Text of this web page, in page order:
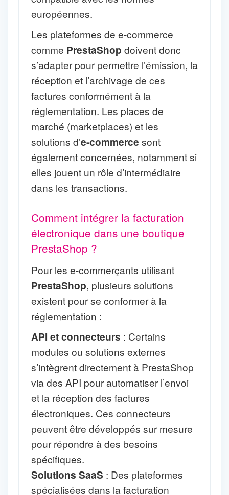
européennes.
Les plateformes de e-commerce
comme PrestaShop doivent donc
s’adapter pour permettre l’émission, la
réception et l’archivage de ces
factures conformément à la
réglementation. Les places de
marché (marketplaces) et les
solutions d’e-commerce sont
également concernées, notamment si
elles jouent un rôle d’intermédiaire
dans les transactions.
Comment intégrer la facturation
électronique dans une boutique
PrestaShop ?
Pour les e-commerçants utilisant
PrestaShop, plusieurs solutions
existent pour se conformer à la
réglementation :
API et connecteurs : Certains
modules ou solutions externes
s’intègrent directement à PrestaShop
via des API pour automatiser l’envoi
et la réception des factures
électroniques. Ces connecteurs
peuvent être développés sur mesure
pour répondre à des besoins
spécifiques.
Solutions SaaS : Des plateformes
spécialisées dans la facturation